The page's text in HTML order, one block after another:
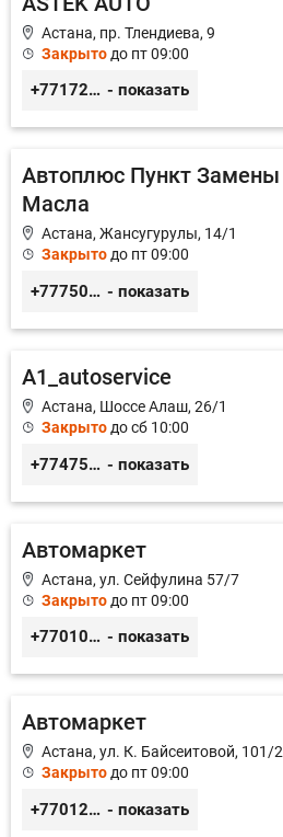
Астана, пр. Тлендиева, 9
Закрыто до пт 09:00
+77172944444 - показать
Автоплюс Пункт Замены
Масла
Астана, Жансугурулы, 14/1
Закрытодо пт 09:00
+77750651405 - показать
A1_autoservice
Астана, Шоссе Алаш, 26/1
Закрыто до сб 10:00
+77475551113 - показать
Автомаркет
Астана, ул. Сейфулина 57/7
Закрыто до пт 09:00
+77010626565 - показать
Автомаркет
Астана, ул. К. Байсеитовой, 101/2
Закрыто до пт 09:00
+77012976565 - показать